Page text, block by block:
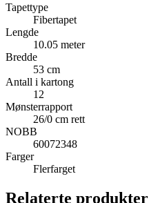
Tapettype
Fibertapet
Lengde
10.05 meter
Bredde
53 cm
Antall i kartong
12
Mønsterrapport
26/0 cm rett
NOBB
60072348
Farger
Flerfarget
Relaterte produkter